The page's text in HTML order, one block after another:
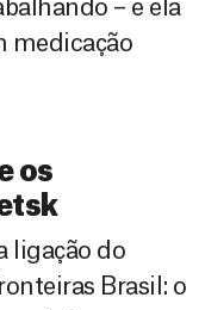
– e ela
medicação
os
ligação do
Brasil: o